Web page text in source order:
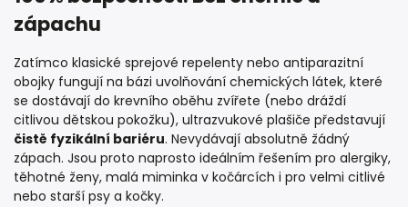
zápachu
Zatímco klasické sprejové repelenty nebo antiparazitní
obojky fungují na bázi uvolňování chemických látek, které
se dostávají do krevního oběhu zvířete (nebo dráždí
citlivou dětskou pokožku), ultrazvukové plašiče představují
čistě fyzikální bariéru. Nevydávají absolutně žádný
zápach. Jsou proto naprosto ideálním řešením pro alergiky,
těhotné ženy, malá miminka v kočárcích i pro velmi citlivé
nebo starší psy a kočky.